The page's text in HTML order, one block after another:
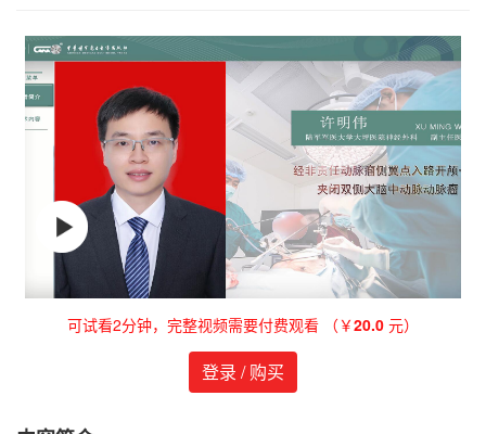
可试看2分钟，完整视频需要付费观看 （￥20.0 元）
登录 / 购买